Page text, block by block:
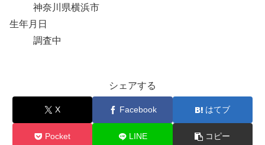
神奈川県横浜市
生年月日
調査中
シェアする
X Facebook はてブ
Pocket LINE コピー